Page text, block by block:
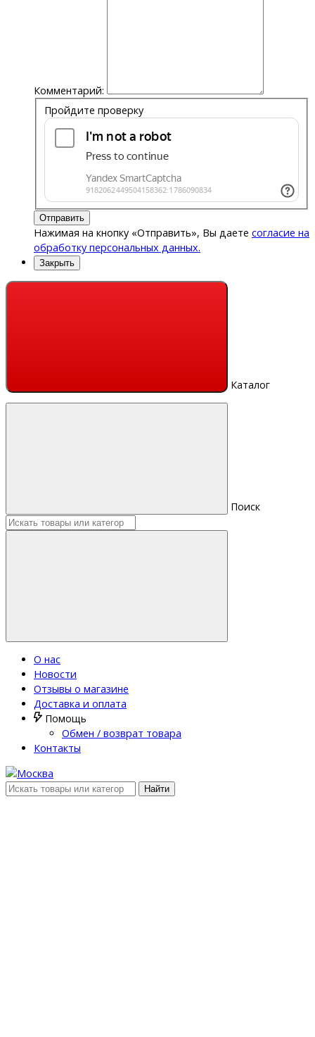
Комментарий:
Пройдите проверку
Отправить
Нажимая на кнопку «Отправить», Вы даете согласие на
обработку персональных данных.
Закрыть
Каталог
Поиск
О нас
Новости
Отзывы о магазине
Доставка и оплата
Помощь
Обмен / возврат товара
Контакты
Найти